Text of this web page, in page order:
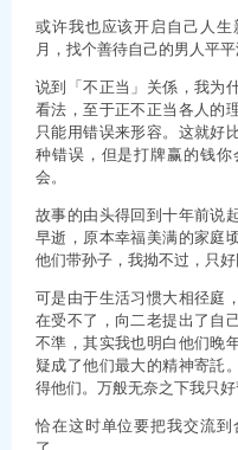
或许我也应该开启自己人
月，找个善待自己的男人平平
说到「不正当」关係，我为
看法，至于正不正当各人的
只能用错误来形容。这就好
种错误，但是打牌赢的钱
会。
故事的由头得回到十年前说
早逝，原本幸福美满的家庭
他们带孙子，我拗不过，只好
可是由于生活习惯大相径庭
在受不了，向二老提出了自
不準，其实我也明白他们晚
疑成了他们最大的精神寄託
得他们。万般无奈之下我只好
恰在这时单位要把我交流